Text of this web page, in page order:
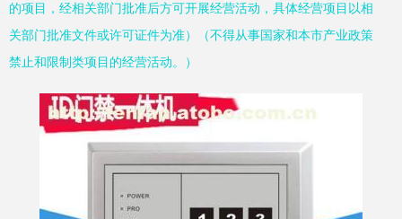
的项目，经相关部门批准后方可开展经营活动，具体经营项目以相
关部门批准文件或许可证件为准）（不得从事国家和本市产业政策
禁止和限制类项目的经营活动。）